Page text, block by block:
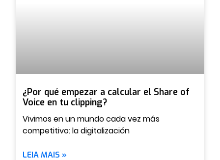
¿Por qué empezar a calcular el Share of
Voice en tu clipping?
Vivimos en un mundo cada vez más
competitivo: la digitalización
LEIA MAIS »